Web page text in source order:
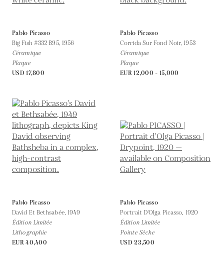
Pablo Picasso
Big Fish #332 B95, 1956
Céramique
Plaque
USD 17,800
Pablo Picasso
Corrida Sur Fond Noir,1953
Céramique
Plaque
EUR 12,000 - 15,000
Pablo Picasso
David Et Bethsabée, 1949
Édition Limitée
Lithographie
EUR 40,400
Pablo Picasso
Portrait D'Olga Picasso, 1920
Édition Limitée
Pointe Sèche
USD 23,500